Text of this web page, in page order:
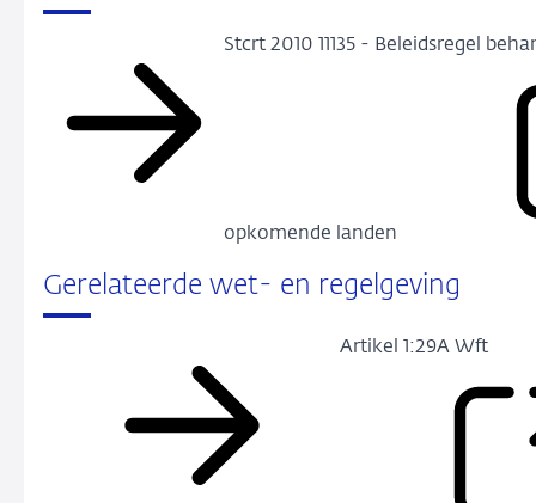
Stcrt 2010 11135 - Beleidsregel
opkomende landen
Gerelateerde wet- en regelgeving
Artikel 1:29A Wft